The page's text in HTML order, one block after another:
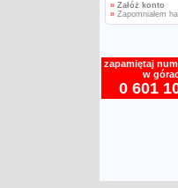
» Załóż konto
» Zapomniałem
zapamiętaj
w
0 601